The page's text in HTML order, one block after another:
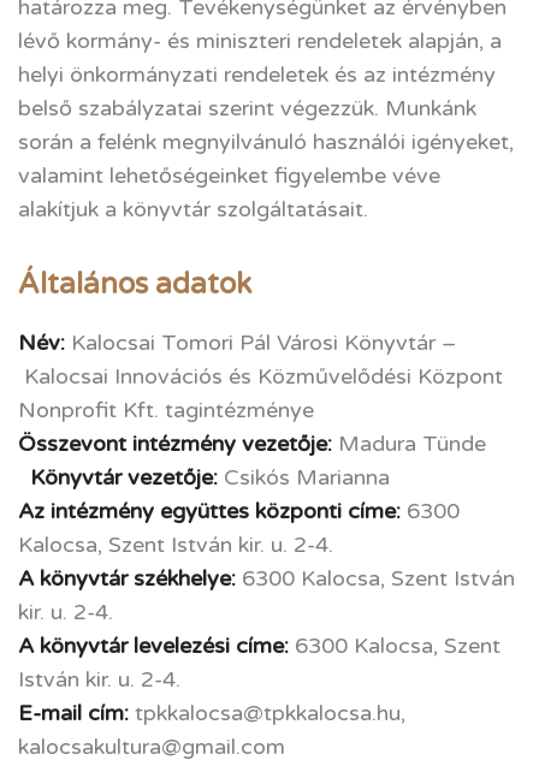
határozza meg. Tevékenységünket az érvényben
lévő kormány- és miniszteri rendeletek alapján, a
helyi önkormányzati rendeletek és az intézmény
belső szabályzatai szerint végezzük. Munkánk
során a felénk megnyilvánuló használói igényeket,
valamint lehetőségeinket figyelembe véve
alakítjuk a könyvtár szolgáltatásait.
Általános adatok
Név: Kalocsai Tomori Pál Városi Könyvtár –
Kalocsai Innovációs és Közművelődési Központ
Nonprofit Kft. tagintézménye
Összevont intézmény vezetője: Madura Tünde
Könyvtár vezetője: Csikós Marianna
Az intézmény együttes központi címe: 6300
Kalocsa, Szent István kir. u. 2-4.
A könyvtár székhelye: 6300 Kalocsa, Szent István
kir. u. 2-4.
A könyvtár levelezési címe: 6300 Kalocsa, Szent
István kir. u. 2-4.
E-mail cím: tpkkalocsa@tpkkalocsa.hu,
kalocsakultura@gmail.com